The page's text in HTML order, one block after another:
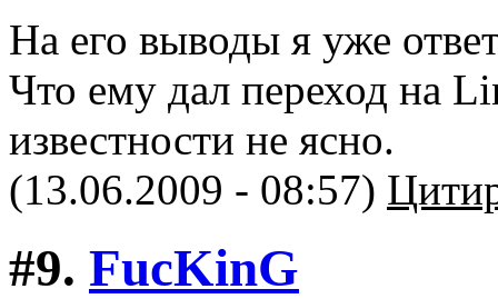
На его выводы я уже
Что ему дал переход на
известности не ясно.
(13.06.2009 - 08:57)
#9. FucKinG